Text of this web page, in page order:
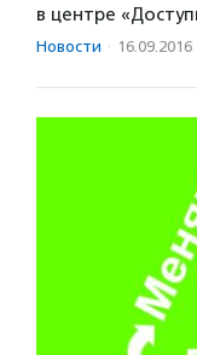
в центре
Новости · 16.09.2016